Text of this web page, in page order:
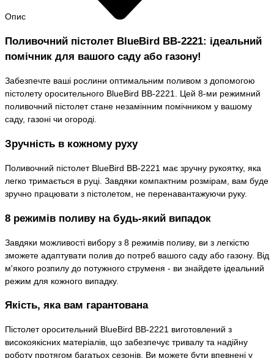
Опис
Поливочний пістолет BlueBird BB-2221: ідеальний
помічник для вашого саду або газону!
Забезпечте ваші рослини оптимальним поливом з допомогою
пістолету оросительного BlueBird BB-2221. Цей 8-ми режимний
поливочний пістолет стане незамінним помічником у вашому
саду, газоні чи огороді.
Зручність в кожному руху
Поливочний пістолет BlueBird BB-2221 має зручну рукоятку, яка
легко тримається в руці. Завдяки компактним розмірам, вам буде
зручно працювати з пістолетом, не перенавантажуючи руку.
8 режимів поливу на будь-який випадок
Завдяки можливості вибору з 8 режимів поливу, ви з легкістю
зможете адаптувати полив до потреб вашого саду або газону. Від
м'якого розпилу до потужного струменя - ви знайдете ідеальний
режим для кожного випадку.
Якість, яка вам гарантована
Пістолет оросительний BlueBird BB-2221 виготовлений з
високоякісних матеріалів, що забезпечує тривалу та надійну
роботу протягом багатьох сезонів. Ви можете бути впевнені у